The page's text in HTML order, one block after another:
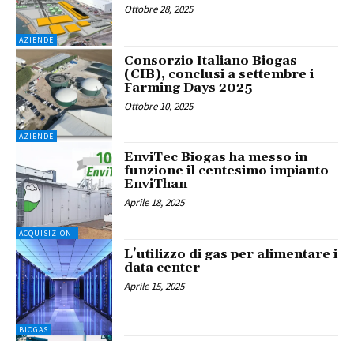
AZIENDE
Ottobre 28, 2025
AZIENDE
Consorzio Italiano Biogas
(CIB), conclusi a settembre i
Farming Days 2025
Ottobre 10, 2025
ACQUISIZIONI
EnviTec Biogas ha messo in
funzione il centesimo impianto
EnviThan
Aprile 18, 2025
BIOGAS
L’utilizzo di gas per alimentare i
data center
Aprile 15, 2025